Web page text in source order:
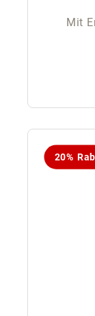
Mit
20%